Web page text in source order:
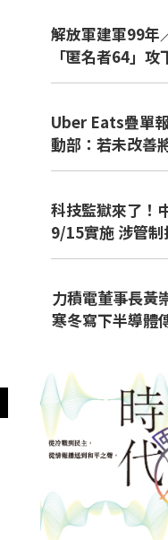
解放軍建軍99年
「匿名者64」
Uber Eats疊單
動部：若未改善
科技監獄來了！
9/15實施 涉管
力積電董事長黃
寒冬寫下半導體